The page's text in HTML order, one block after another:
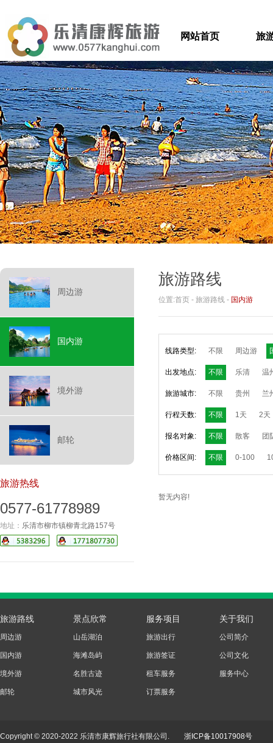
网站首页 旅
周边游
国内游
境外游
邮轮
旅游热线
0577-61778989
地址： 乐清市柳市镇柳青北路157号
旅游路线
位置:首页 - 旅游路线 - 国内游
线路类型: 不限 周边游
出发地点: 不限 乐清 温
旅游城市: 不限 贵州 兰
行程天数: 不限 1天 2天
报名对象: 不限 散客 团
价格区间: 不限 0-100
暂无内容!
旅游路线
周边游
国内游
境外游
邮轮
景点欣常
山岳湖泊
海滩岛屿
名胜古迹
城市风光
服务项目
旅游出行
旅游签证
租车服务
订票服务
关于我们
公司简介
公司文化
服务中心
Copyright © 2020-2022 乐清市康辉旅行社有限公司. 浙ICP备10017908号